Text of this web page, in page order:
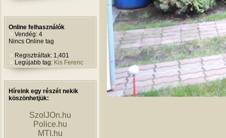
Online felhasználók
Vendég: 4
Nincs Online tag
Regisztráltak: 1,401
Legújabb tag: Kis Ferenc
Híreink egy részét nekik
köszönhetjük:
SzolJOn.hu
Police.hu
MTI.hu